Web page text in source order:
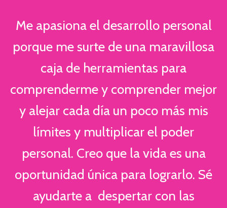
Me apasiona el desarrollo personal
porque me surte de una maravillosa
caja de herramientas para
comprenderme y comprender mejor
y alejar cada día un poco más mis
límites y multiplicar el poder
personal. Creo que la vida es una
oportunidad única para lograrlo. Sé
ayudarte a despertar con las